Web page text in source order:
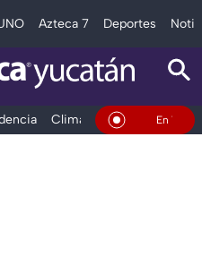
Azteca 7 Deportes
Clima Deportes En Vivo